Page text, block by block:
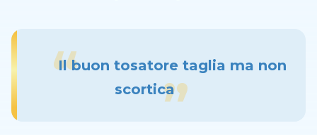
Il buon tosatore taglia ma non
scortica